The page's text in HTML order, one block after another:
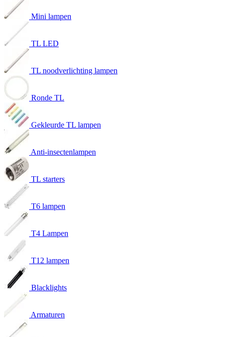
Mini lampen
TL LED
TL noodverlichting lampen
Ronde TL
Gekleurde TL lampen
Anti-insectenlampen
TL starters
T6 lampen
T4 Lampen
T12 lampen
Blacklights
Armaturen